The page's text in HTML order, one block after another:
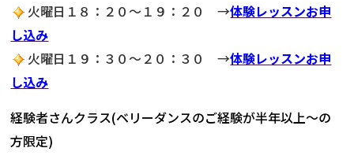
火曜日１８：２０～１９：２０ →体験レッスンお申
し込み
火曜日１９：３０～２０：３０ →体験レッスンお申
し込み
経験者さんクラス(ベリーダンスのご経験が半年以上～の
方限定)